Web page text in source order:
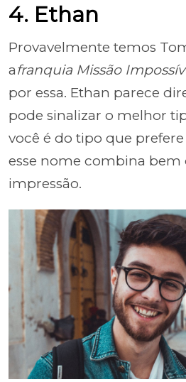
4. Ethan
Provavelmente temos
afranquia Missão
por essa. Ethan parece
pode sinalizar o melhor
você é do tipo que prefere
esse nome combina bem
impressão.